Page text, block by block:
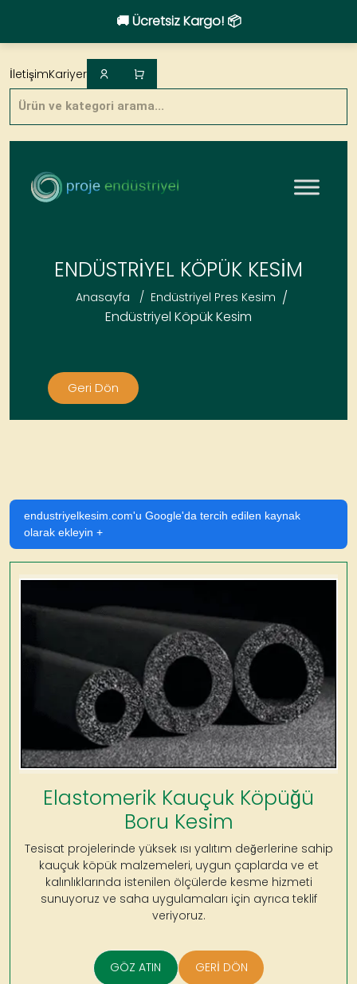
🚚 Ücretsiz Kargo! 📦
to
content
Products
search
İletişimKariyer
ENDÜSTRIYEL KÖPÜK KESIM
Anasayfa / Endüstriyel Pres Kesim /
Endüstriyel Köpük Kesim
Geri Dön
endustriyelkesim.com'u Google'da tercih edilen kaynak
olarak ekleyin +
Elastomerik Kauçuk Köpüğü
Boru Kesim
Tesisat projelerinde yüksek ısı yalıtım değerlerine sahip
kauçuk köpük malzemeleri, uygun çaplarda ve et
kalınlıklarında istenilen ölçülerde kesme hizmeti
sunuyoruz ve saha uygulamaları için ayrıca teklif
veriyoruz.
GÖZ ATIN GERİ DÖN